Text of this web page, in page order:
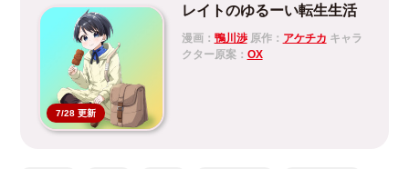
7/28 更新
レイトのゆるーい転生生活
漫画： 鴨川渉原作： アケチカ キャラ
クター原案： OX